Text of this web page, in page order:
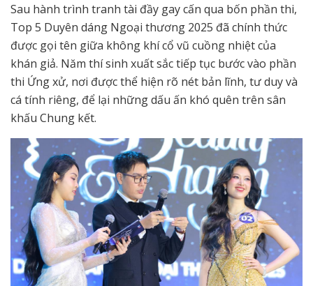
Sau hành trình tranh tài đầy gay cấn qua bốn phần thi,
Top 5 Duyên dáng Ngoại thương 2025 đã chính thức
được gọi tên giữa không khí cổ vũ cuồng nhiệt của
khán giả. Năm thí sinh xuất sắc tiếp tục bước vào phần
thi Ứng xử, nơi được thể hiện rõ nét bản lĩnh, tư duy và
cá tính riêng, để lại những dấu ấn khó quên trên sân
khấu Chung kết.